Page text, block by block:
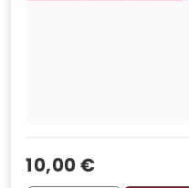
Verkaufspreis
10,00 €